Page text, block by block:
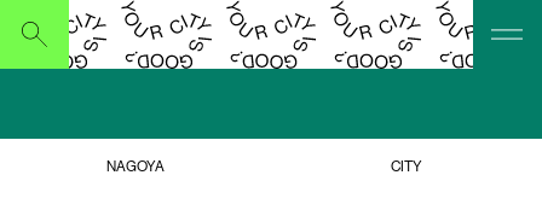
Submit
NAGOYA CITY